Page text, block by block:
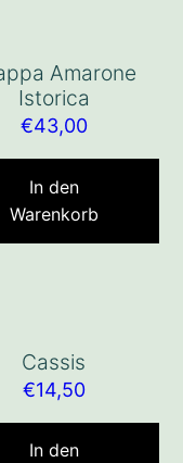
Amarone
Istorica
€43,00
In den
Warenkorb
Cassis
€14,50
In den